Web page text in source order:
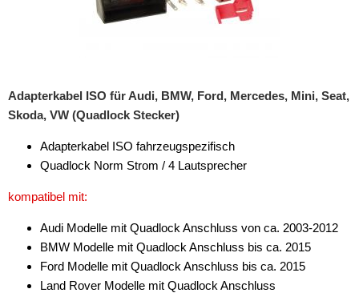
Adapterkabel ISO für Audi, BMW, Ford, Mercedes, Mini, Seat,
Skoda, VW (Quadlock Stecker)
Adapterkabel ISO fahrzeugspezifisch
Quadlock Norm Strom / 4 Lautsprecher
kompatibel mit:
Audi Modelle mit Quadlock Anschluss von ca. 2003-2012
BMW Modelle mit Quadlock Anschluss bis ca. 2015
Ford Modelle mit Quadlock Anschluss bis ca. 2015
Land Rover Modelle mit Quadlock Anschluss